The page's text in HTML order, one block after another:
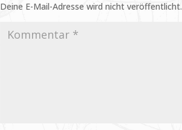
Deine E-Mail-Adresse wird nicht veröffentlicht.